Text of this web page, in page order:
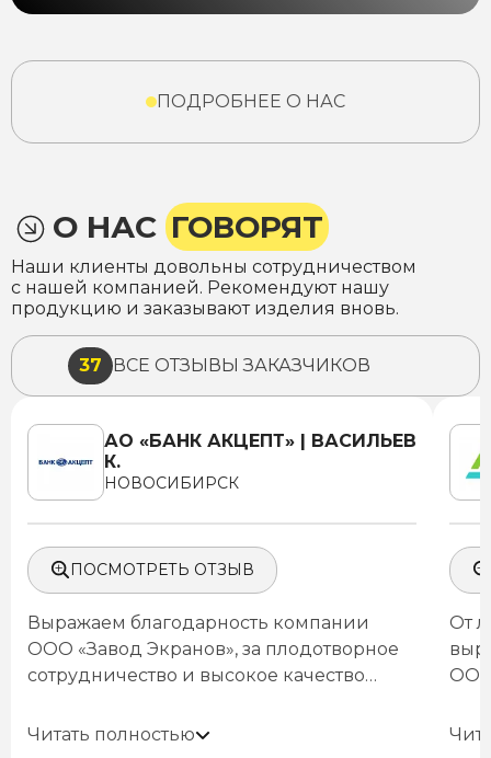
ПОДРОБНЕЕ О НАС
О НАС ГОВОРЯТ
Наши клиенты довольны сотрудничеством
с нашей компанией. Рекомендуют нашу
продукцию и заказывают изделия вновь.
37 ВСЕ ОТЗЫВЫ ЗАКАЗЧИКОВ
АО «БАНК АКЦЕПТ» | ВАСИЛЬЕВ
К.
НОВОСИБИРСК
ПОСМОТРЕТЬ ОТЗЫВ
Выражаем благодарность компании
ООО «Завод Экранов», за плодотворное
сотрудничество и высокое качество
для проведения работ по
Читать полностью
От
ООО